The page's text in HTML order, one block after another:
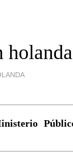
holanda